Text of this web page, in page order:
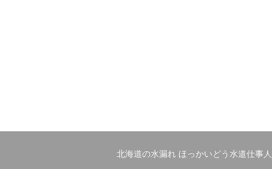
北海道の水漏れ ほっかいどう水道仕事人